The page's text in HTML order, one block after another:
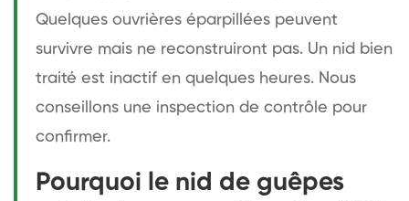
Quelques ouvrières éparpillées peuvent
survivre mais ne reconstruiront pas. Un nid bien
traité est inactif en quelques heures. Nous
conseillons une inspection de contrôle pour
confirmer.
Pourquoi le nid de guêpes